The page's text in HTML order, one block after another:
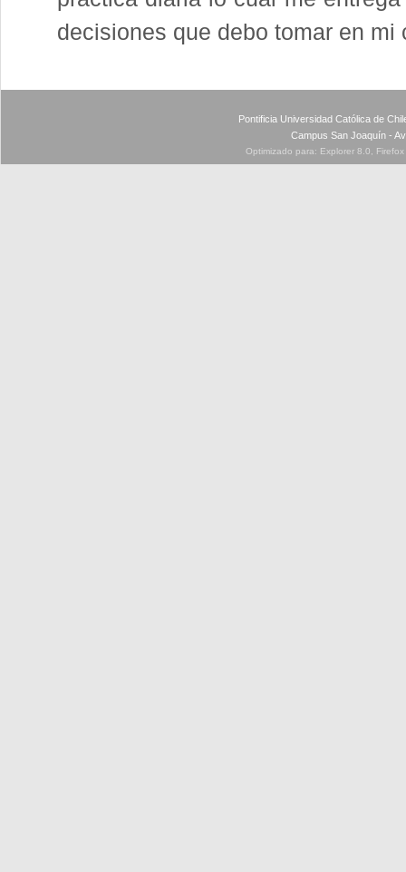
decisiones que debo tomar en mi
Pontificia Universidad Católica de
Campus San Joaquín -
Optimizado para: Explorer 8.0,